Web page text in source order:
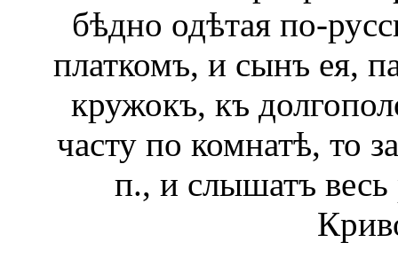
бѣдно одѣтая по-
платкомъ, и сынъ ея,
кружокъ, къ
часту по комнатѣ, то
п., и слышатъ весь